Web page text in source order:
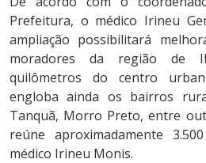
Prefeitura, o médico Irineu
ampliação possibilitará
moradores da região de
quilômetros do centro
engloba ainda os bairros
Tanquã, Morro Preto, entre
reúne aproximadamente
médico Irineu Monis.